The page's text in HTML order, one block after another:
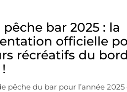
bar 2025 : la
officielle
récréatifs du
pêche du bar pour l’année